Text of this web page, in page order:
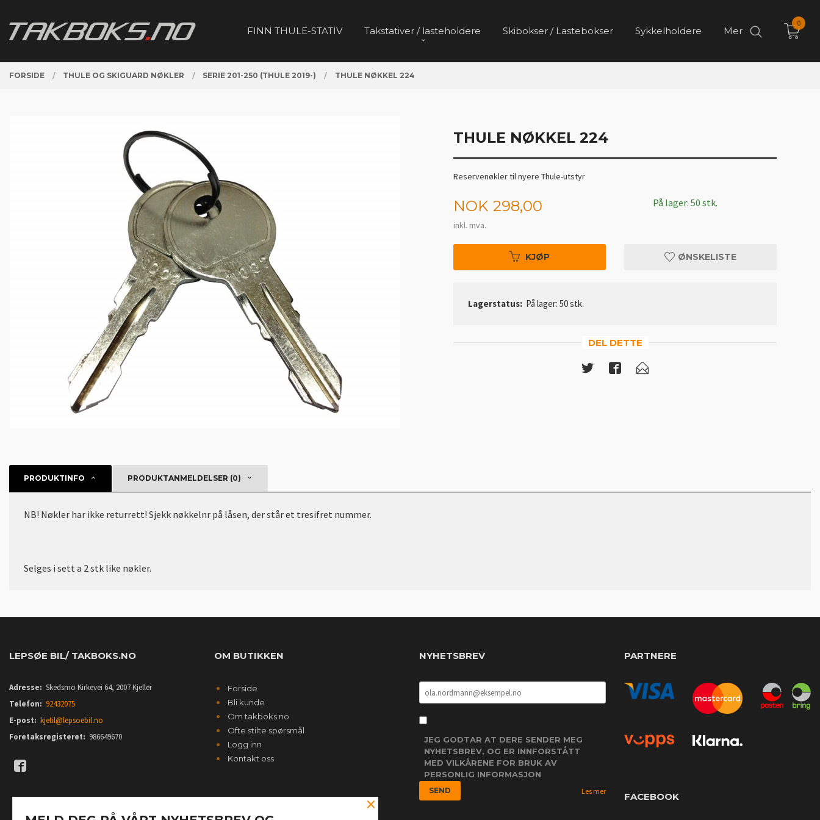
innholdet
FINN THULE-STATIV Takstativer / lasteholdere Skibokser / Lastebokser Sykkelholdere Mer
0
FORSIDE THULE OG SKIGUARD NØKLER SERIE 201-250 (THULE 2019-) THULE NØKKEL 224
THULE NØKKEL 224
Reservenøkler til nyere Thule-utstyr
Pris
NOK 298,00
inkl. mva.
På lager: 50 stk.
KJØP ØNSKELISTE
Lagerstatus: På lager: 50 stk.
DEL DETTE
PRODUKTINFO PRODUKTANMELDELSER (0)
NB! Nøkler har ikke returrett! Sjekk nøkkelnr på låsen, der står et tresifret nummer.
Selges i sett a 2 stk like nøkler.
LEPSØE BIL/ TAKBOKS.NO
Adresse: Skedsmo Kirkevei 64, 2007 Kjeller
Telefon: 92432075
E-post: kjetil@lepsoebil.no
Foretaksregisteret: 986649670
OM BUTIKKEN
Forside
Bli kunde
Om takboks.no
Ofte stilte spørsmål
Logg inn
Kontakt oss
NYHETSBREV
JEG GODTAR AT DERE SENDER MEG
NYHETSBREV, OG ER INNFORSTÅTT
MED VILKÅRENE FOR BRUK AV
PERSONLIG INFORMASJON
Les mer
PARTNERE
FACEBOOK
×